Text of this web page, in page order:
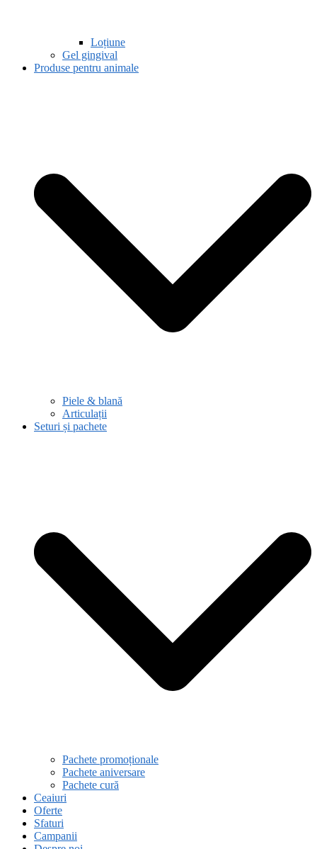
Loțiune
Gel gingival
Produse pentru animale
Piele & blană
Articulații
Seturi și pachete
Pachete promoționale
Pachete aniversare
Pachete cură
Ceaiuri
Oferte
Sfaturi
Campanii